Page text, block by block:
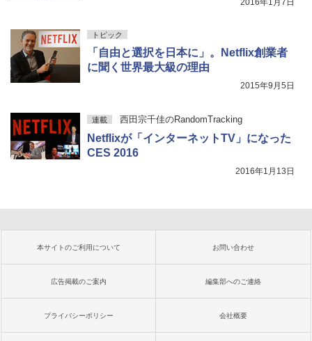
2016年1月7日
トピック
「自由と選択を日本に」。Netflix創業者
に聞く世界最大級の理由
2015年9月5日
連載 西田宗千佳のRandomTracking
Netflixが「インターネットTV」になった
CES 2016
2016年1月13日
本サイトのご利用について お問い合わせ
広告掲載のご案内 編集部へのご連絡
プライバシーポリシー 会社概要